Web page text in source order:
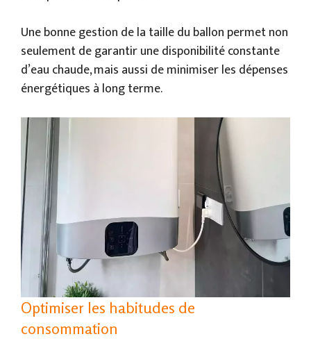
Une bonne gestion de la taille du ballon permet non
seulement de garantir une disponibilité constante
d’eau chaude, mais aussi de minimiser les dépenses
énergétiques à long terme.
Optimiser les habitudes de
consommation